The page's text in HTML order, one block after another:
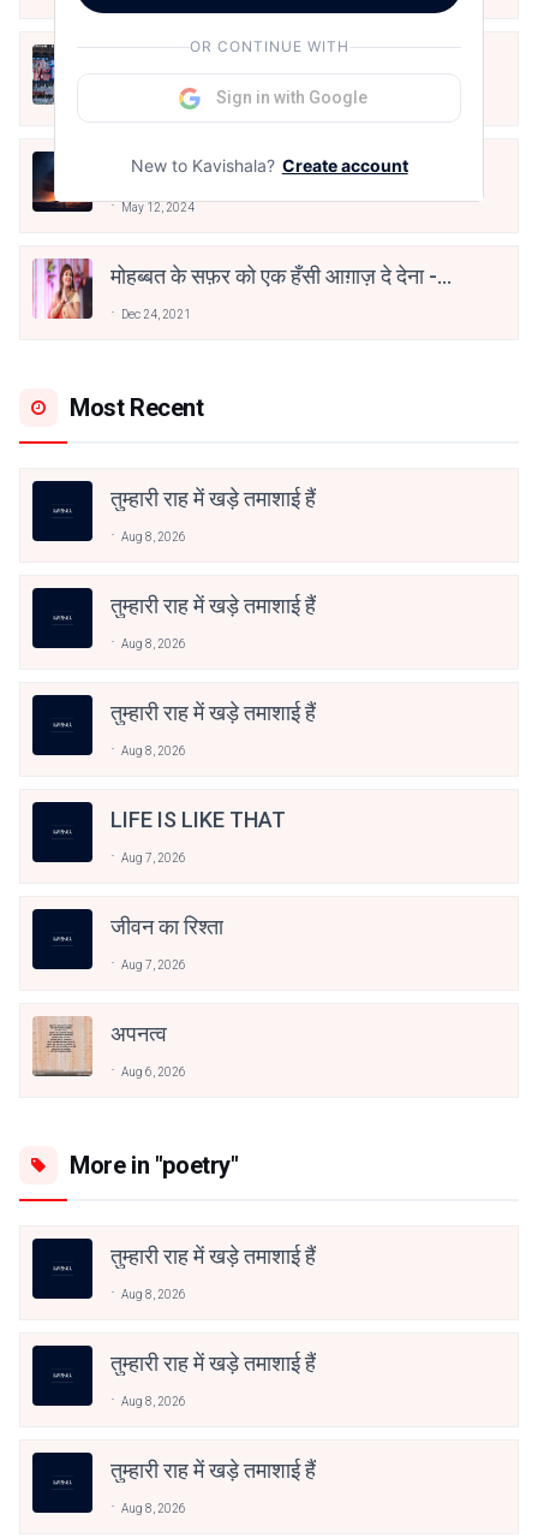
वाहिद अली वाहिद
Aug 7, 2021
हिज्र पे ये रात भी
May 12, 2024
मोहब्बत के सफ़र को एक हँसी आग़ाज़ दे देना -
Dec 24, 2021
Most Recent
तुम्हारी राह में खड़े तमाशाई हैं
Aug 8, 2026
तुम्हारी राह में खड़े तमाशाई हैं
Aug 8, 2026
तुम्हारी राह में खड़े तमाशाई हैं
Aug 8, 2026
LIFE IS LIKE THAT
Aug 7, 2026
जीवन का रिश्ता
Aug 7, 2026
अपनत्व
Aug 6, 2026
More in "poetry"
तुम्हारी राह में खड़े तमाशाई हैं
Aug 8, 2026
तुम्हारी राह में खड़े तमाशाई हैं
Aug 8, 2026
तुम्हारी राह में खड़े तमाशाई हैं
Aug 8, 2026
OR CONTINUE WITH
Sign in with Google
New to Kavishala? Create account